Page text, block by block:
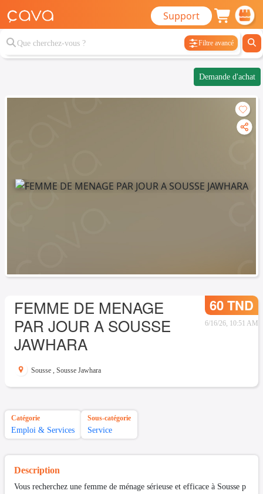
Support
Filtre avancé
Demande d'achat
FEMME DE MENAGE
PAR JOUR A SOUSSE
JAWHARA
60 TND
6/16/26, 10:51 AM
Sousse , Sousse Jawhara
Catégorie
Emploi & Services
Sous-catégorie
Service
Description
Vous recherchez une femme de ménage sérieuse et efficace à Sousse p